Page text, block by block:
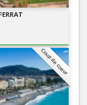
Coup de coeur